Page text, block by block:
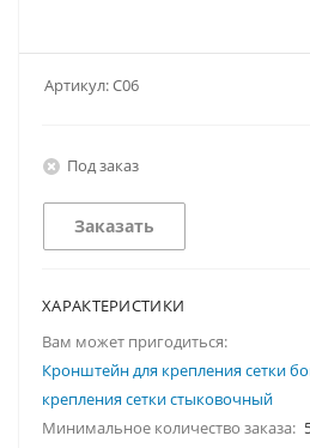
Артикул:С06
Под заказ
Заказать
ХАРАКТЕРИСТИКИ
Вам может пригодиться:
Кронштейн для крепления сетки
крепления сетки стыковочный
Минимальное количество заказа: